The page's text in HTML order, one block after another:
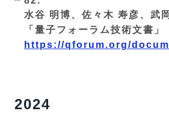
水谷 明博、佐々木 寿彦、武
「量子フォーラム技術文書」
https://qforum.org/
2024